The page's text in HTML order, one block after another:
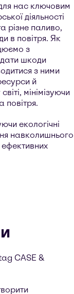
нас ключовим
діяльності
різне паливо,
в повітря. Як
з
шкоди
з ними
й
мінімізуючи
повітря.
екологічні
навколишнього
CASE &